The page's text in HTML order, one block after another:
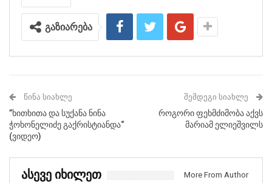
გაზიარება
ᲬᲘᲜᲐ ᲡᲘᲐᲮᲚᲔ
”ხითხითა და სუქანა ნინა
ჭოხონელიძე გაქრისტიანდა“
(ვიდეო)
ᲨᲔᲛᲓᲔᲒᲘ ᲡᲘᲐᲮᲚᲔ
როგორი ფეხმძიმობა აქვს
მარიამ ელიეშვილს
Ასევე Იხილეთ More From Author